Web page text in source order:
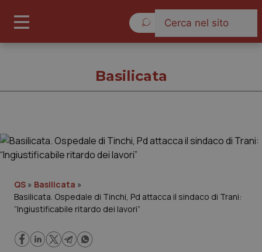
Governo e Parlamento
Regioni e Asl
Basilicata
QS » Basilicata »
Basilicata. Ospedale di Tinchi, Pd attacca il sindaco di Trani:
“Ingiustificabile ritardo dei lavori”